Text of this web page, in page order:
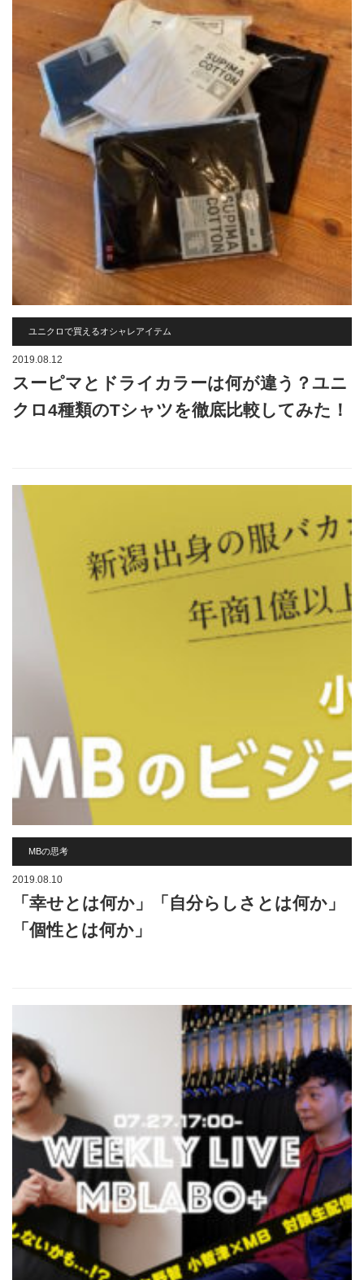
ユニクロで買えるオシャレアイテム
2019.08.12
スーピマとドライカラーは何が違う？ユニ
クロ4種類のTシャツを徹底比較してみた！
MBの思考
2019.08.10
「幸せとは何か」「自分らしさとは何か」
「個性とは何か」